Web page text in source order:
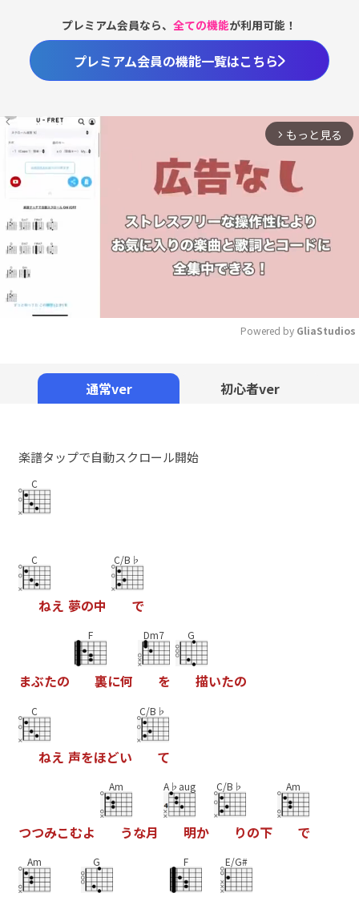
プレミアム会員なら、全ての機能が利用可能！
プレミアム会員の機能一覧はこちら
arrow_forward_ios もっと見る
Powered by GliaStudios
通常ver 初心者ver
楽譜タップで自動スクロール開始
C
C
ねえ 夢の中
C/B♭
で
まぶたの
F
裏に何
Dm7
を
G
描いたの
C
ねえ 声をほどい
C/B♭
て
つつみこむよ
Am
うな月
A♭aug
明か
C/B♭
りの下
Am
で
Am G F E/G#